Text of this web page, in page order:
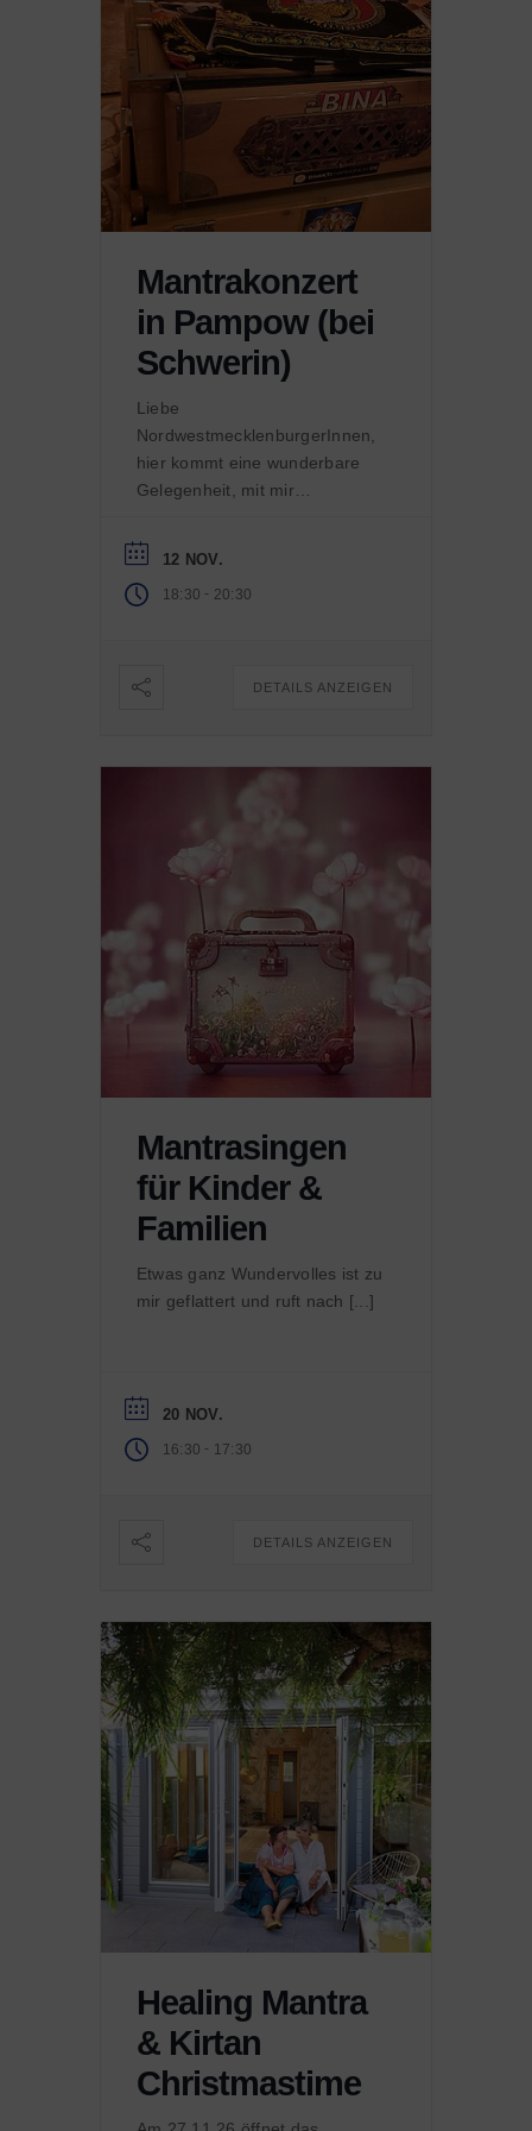
Mantrakonzert
in Pampow (bei
Schwerin)
Liebe
NordwestmecklenburgerInnen,
hier kommt eine wunderbare
Gelegenheit, mit mir
12 NOV.
18:30 - 20:30
DETAILS ANZEIGEN
Mantrasingen
für Kinder &
Familien
Etwas ganz Wundervolles ist zu
mir geflattert und ruft nach [...]
20 NOV.
16:30 - 17:30
DETAILS ANZEIGEN
Healing Mantra
& Kirtan
Christmastime